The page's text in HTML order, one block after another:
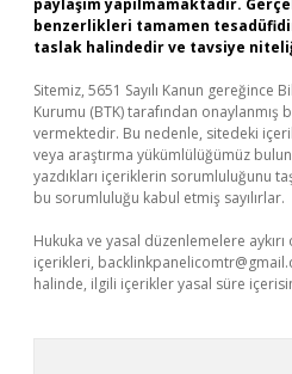
paylaşım yapılmamaktadır.
benzerlikleri tamamen
taslak halindedir ve tavsiye
Sitemiz, 5651 Sayılı Kanun gereğince
Kurumu (BTK) tarafından onaylanmış
vermektedir. Bu nedenle, sitedeki
veya araştırma yükümlülüğümüz
yazdıkları içeriklerin sorumluluğunu
bu sorumluluğu kabul etmiş sayılırlar.
Hukuka ve yasal düzenlemelere
içerikleri,
halinde, ilgili içerikler yasal süre